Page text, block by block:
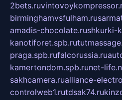
2bets.ru
birminghamvsfulham.ru
amadis-chocolate.rushkurki-
kanotiforet.spb.ru
praga.spb.rufalcorussia.ru
kamertondom.spb.runet-
sakhcamera.rualliance-
controlweb1.rutdsak74.ru